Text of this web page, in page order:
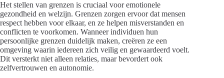
Het stellen van grenzen is cruciaal voor emotionele
gezondheid en welzijn. Grenzen zorgen ervoor dat mensen
respect hebben voor elkaar, en ze helpen misverstanden en
conflicten te voorkomen. Wanneer individuen hun
persoonlijke grenzen duidelijk maken, creëren ze een
omgeving waarin iedereen zich veilig en gewaardeerd voelt.
Dit versterkt niet alleen relaties, maar bevordert ook
zelfvertrouwen en autonomie.